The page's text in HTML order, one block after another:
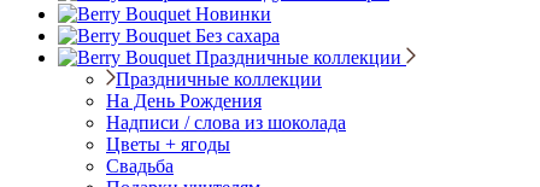
Новинки
Без сахара
Праздничные коллекции
Праздничные коллекции
На День Рождения
Надписи / слова из шоколада
Цветы + ягоды
Свадьба